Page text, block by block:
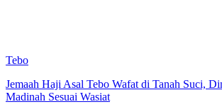
Tebo
Jemaah Haji Asal Tebo Wafat di Tanah Suci,
Madinah Sesuai Wasiat